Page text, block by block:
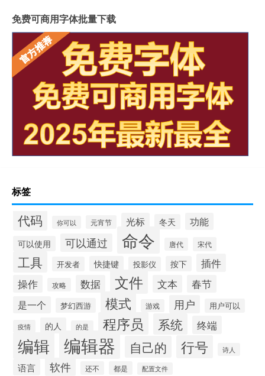
免费可商用字体批量下载
标签
代码 你可以 元宵节 光标 冬天 功能
可以使用 可以通过 命令 唐代 宋代
工具 开发者 快捷键 投影仪 按下 插件
操作 攻略 数据 文件 文本 春节
是一个 梦幻西游 模式 游戏 用户 用户可以
疫情 的人 的是 程序员 系统 终端
编辑 编辑器 自己的 行号 诗人
语言 软件 还不 都是 配置文件